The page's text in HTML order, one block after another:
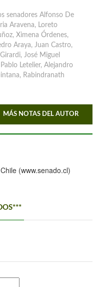
senadores Alfonso De
Aravena, Loreto
Ximena Órdenes,
Araya, Juan Castro,
José Miguel
Letelier, Alejandro
Rabindranath
MÁS NOTAS DEL AUTOR
(www.senado.cl)